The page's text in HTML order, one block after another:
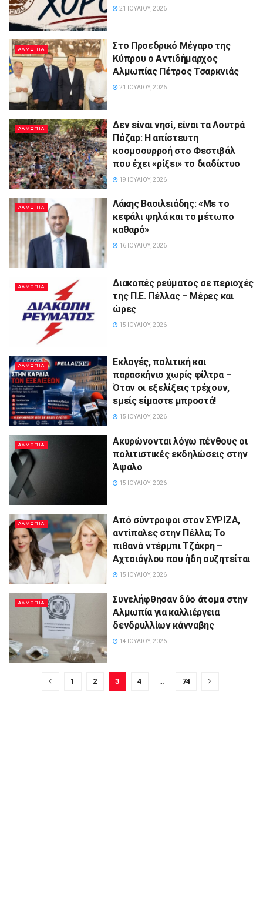
21 ΙΟΥΛΊΟΥ, 2026
ΑΛΜΩΠΊΑ
Στο Προεδρικό Μέγαρο της
Κύπρου ο Αντιδήμαρχος
Αλμωπίας Πέτρος Τσαρκνιάς
21 ΙΟΥΛΊΟΥ, 2026
ΑΛΜΩΠΊΑ
Δεν είναι νησί, είναι τα Λουτρά
Πόζαρ: Η απίστευτη
κοσμοσυρροή στο Φεστιβάλ
που έχει «ρίξει» το διαδίκτυο
19 ΙΟΥΛΊΟΥ, 2026
ΑΛΜΩΠΊΑ
Λάκης Βασιλειάδης: «Με το
κεφάλι ψηλά και το μέτωπο
καθαρό»
16 ΙΟΥΛΊΟΥ, 2026
ΑΛΜΩΠΊΑ
Διακοπές ρεύματος σε περιοχές
της Π.Ε. Πέλλας – Μέρες και
ώρες
15 ΙΟΥΛΊΟΥ, 2026
ΑΛΜΩΠΊΑ
Εκλογές, πολιτική και
παρασκήνιο χωρίς φίλτρα –
Όταν οι εξελίξεις τρέχουν,
εμείς είμαστε μπροστά!
15 ΙΟΥΛΊΟΥ, 2026
ΑΛΜΩΠΊΑ
Ακυρώνονται λόγω πένθους οι
πολιτιστικές εκδηλώσεις στην
Άψαλο
15 ΙΟΥΛΊΟΥ, 2026
ΑΛΜΩΠΊΑ
Από σύντροφοι στον ΣΥΡΙΖΑ,
αντίπαλες στην Πέλλα; Το
πιθανό ντέρμπι Τζάκρη –
Αχτσιόγλου που ήδη συζητείται
15 ΙΟΥΛΊΟΥ, 2026
ΑΛΜΩΠΊΑ
Συνελήφθησαν δύο άτομα στην
Αλμωπία για καλλιέργεια
δενδρυλλίων κάνναβης
14 ΙΟΥΛΊΟΥ, 2026
1 2 3 4 … 74